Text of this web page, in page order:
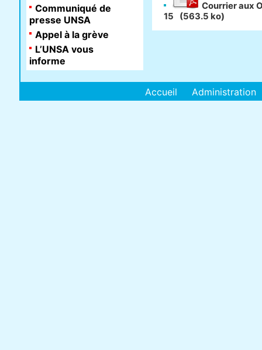
Courrier aux
15
(563.5 ko)
Communiqué de
presse UNSA
Appel à la grève
L’UNSA vous
informe
Accueil Administration